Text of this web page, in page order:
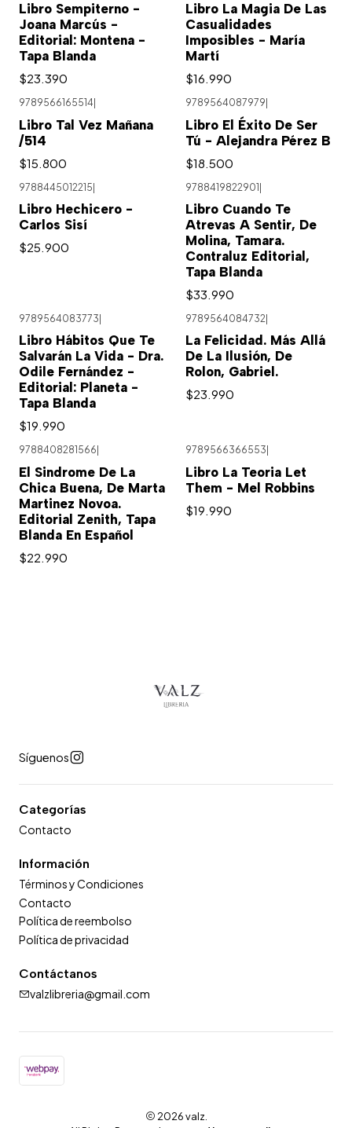
Libro Sempiterno -
Joana Marcús -
Editorial: Montena -
Tapa Blanda
$23.390
Libro La Magia De Las
Casualidades
Imposibles - María
Martí
$16.990
9789566165514
Libro Tal Vez Mañana
/514
$15.800
9789564087979
Libro El Éxito De Ser
Tú - Alejandra Pérez B
$18.500
9788445012215|
Libro Hechicero -
Carlos Sisí
$25.900
9788419822901|
Libro Cuando Te
Atrevas A Sentir, De
Molina, Tamara.
Contraluz Editorial,
Tapa Blanda
$33.990
9789564083773
Libro Hábitos Que Te
Salvarán La Vida - Dra.
Odile Fernández -
Editorial: Planeta -
Tapa Blanda
$19.990
9789564084732
La Felicidad. Más Allá
De La Ilusión, De
Rolon, Gabriel.
$23.990
9788408281566
El Sindrome De La
Chica Buena, De Marta
Martinez Novoa.
Editorial Zenith, Tapa
Blanda En Español
$22.990
9789566366553
Libro La Teoria Let
Them - Mel Robbins
$19.990
Síguenos
Categorías
Contacto
Información
Términos y Condiciones
Contacto
Política de reembolso
Política de privacidad
Contáctanos
valzlibreria@gmail.com
2026 valz.